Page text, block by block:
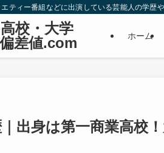
ティー番組などに出演している芸能人の学
校・大学
差値.com
ホーム
出身は第一商業高校